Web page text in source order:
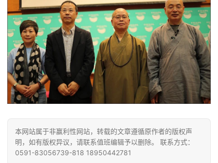
本网站属于非赢利性网站，转载的文章遵循原作者的版权声
明，如有版权异议，请联系值班编辑予以删除。 联系方式：
0591-83056739-818 18950442781